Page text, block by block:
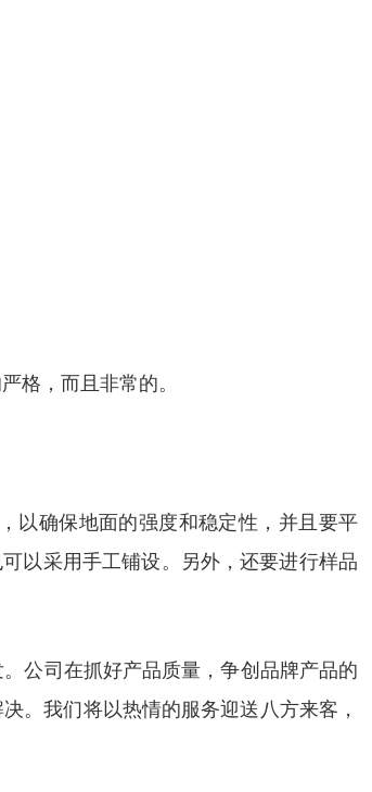
格，而且非常的。
以确保地面的强度和稳定性，并且要平
以采用手工铺设。另外，还要进行样品
公司在抓好产品质量，争创品牌产品的
。我们将以热情的服务迎送八方来客，